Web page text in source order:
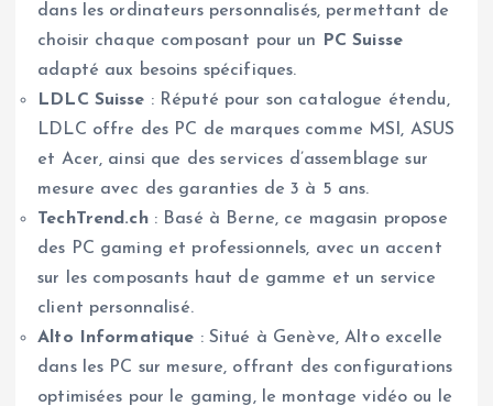
dans les ordinateurs personnalisés, permettant de
choisir chaque composant pour un
PC Suisse
adapté aux besoins spécifiques.
LDLC Suisse : Réputé pour son catalogue étendu,
LDLC offre des PC de marques comme MSI, ASUS
et Acer, ainsi que des services d’assemblage sur
mesure avec des garanties de 3 à 5 ans.
TechTrend.ch: Basé à Berne, ce magasin propose
des PC gaming et professionnels, avec un accent
sur les composants haut de gamme et un service
client personnalisé.
Alto Informatique : Situé à Genève, Alto excelle
dans les PC sur mesure, offrant des configurations
optimisées pour le gaming, le montage vidéo ou le